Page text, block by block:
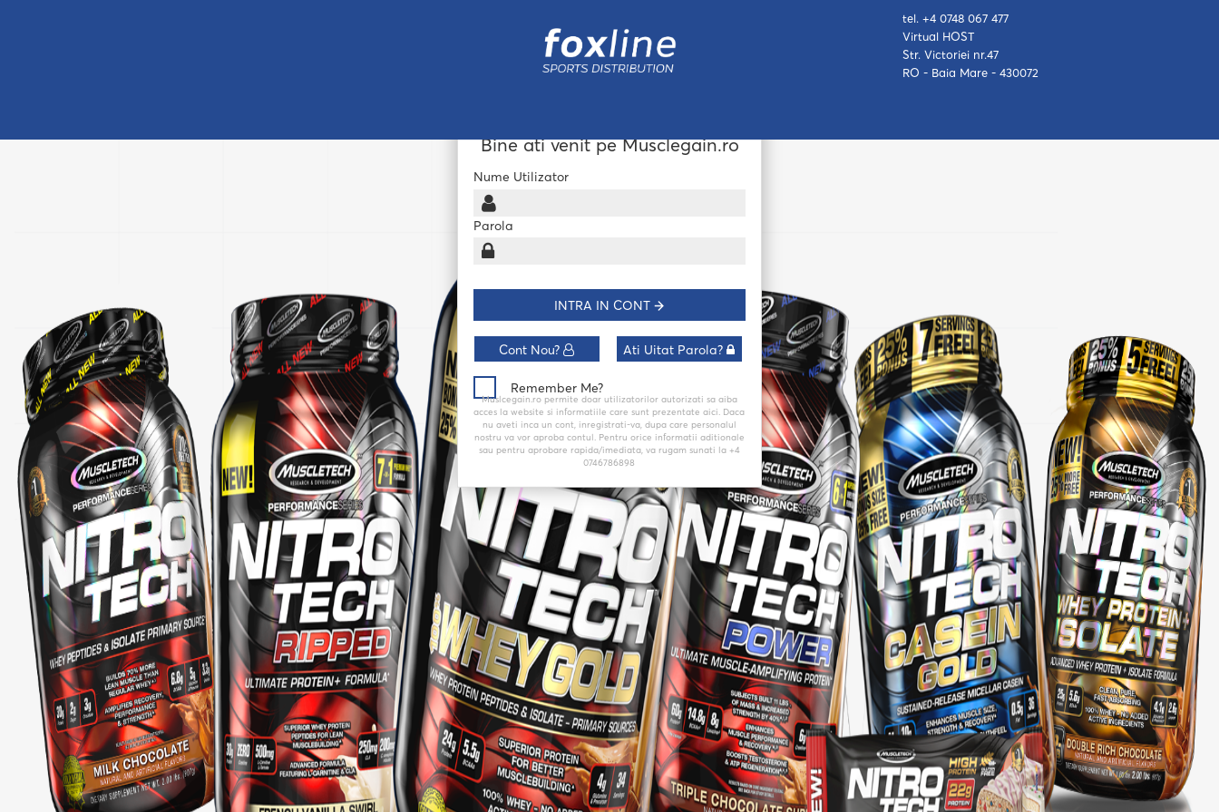
tel. +4 0748 067 477
Virtual HOST
Str. Victoriei nr.47
RO - Baia Mare - 430072
Bine ati venit pe Musclegain.ro
Nume Utilizator
Parola
INTRA IN CONT
Cont Nou? Ati Uitat Parola?
Remember Me?
Muslcegain.ro permite doar utilizatorilor autorizati sa aiba
acces la website si informatiile care sunt prezentate aici. Daca
nu aveti inca un cont, inregistrati-va, dupa care personalul
nostru va vor aproba contul. Pentru orice informatii aditionale
sau pentru aprobare rapida/imediata, va rugam sunati la +4
0746786898